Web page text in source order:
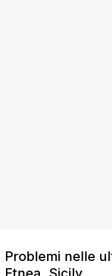
Problemi nelle